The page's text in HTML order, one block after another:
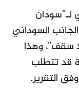
السوداني
سقف”، وهذا
قد تتطلب
التقرير.